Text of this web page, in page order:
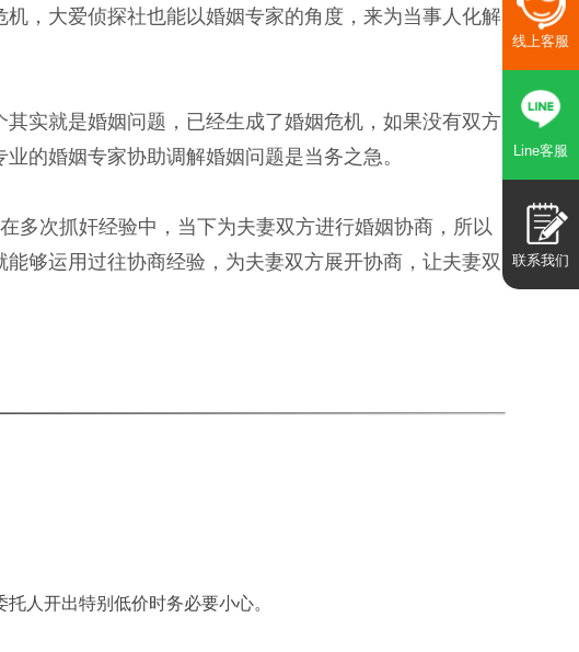
，大爱侦探社也能以婚姻专家的角度，来为当事人化解
实就是婚姻问题，已经生成了婚姻危机，如果没有双方
的婚姻专家协助调解婚姻问题是当务之急。
多次抓奸经验中，当下为夫妻双方进行婚姻协商，所以
够运用过往协商经验，为夫妻双方展开协商，让夫妻双
人开出特别低价时务必要小心。
线上客服
Line客服
联系我们